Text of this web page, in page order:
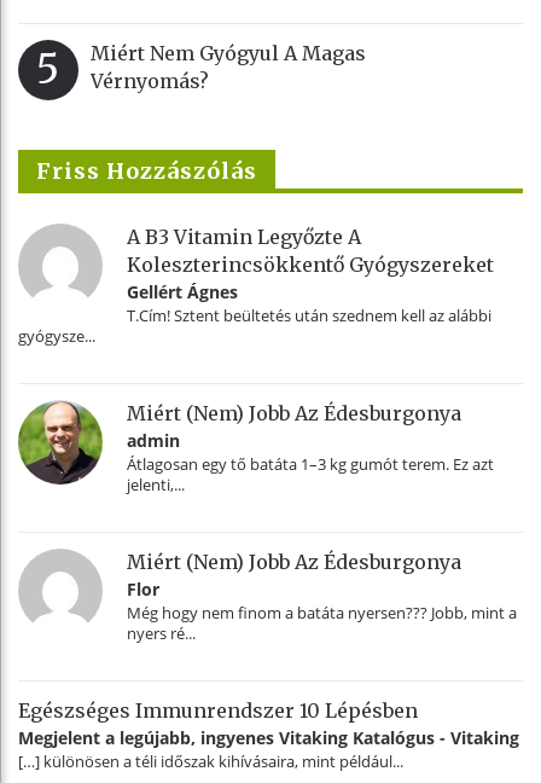
5
Miért Nem Gyógyul A Magas
Vérnyomás?
Friss Hozzászólás
A B3 Vitamin Legyőzte A
Koleszterincsökkentő Gyógyszereket
Gellért Ágnes
T.Cím! Sztent beültetés után szednem kell az alábbi
gyógysze...
Miért (nem) Jobb Az Édesburgonya
admin
Átlagosan egy tő batáta 1–3 kg gumót terem. Ez azt
jelenti,...
Miért (nem) Jobb Az Édesburgonya
Flor
Még hogy nem finom a batáta nyersen??? Jobb, mint a
nyers ré...
Egészséges Immunrendszer 10 Lépésben
Megjelent a legújabb, ingyenes Vitaking Katalógus - Vitaking
[…] különösen a téli időszak kihívásaira, mint például...